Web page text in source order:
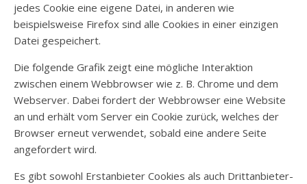
jedes Cookie eine eigene Datei, in anderen wie
beispielsweise Firefox sind alle Cookies in einer einzigen
Datei gespeichert.
Die folgende Grafik zeigt eine mögliche Interaktion
zwischen einem Webbrowser wie z. B. Chrome und dem
Webserver. Dabei fordert der Webbrowser eine Website
an und erhält vom Server ein Cookie zurück, welches der
Browser erneut verwendet, sobald eine andere Seite
angefordert wird.
Es gibt sowohl Erstanbieter Cookies als auch Drittanbieter-